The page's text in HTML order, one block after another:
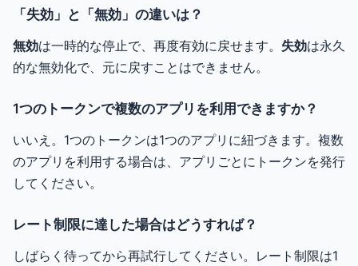
「失効」と「無効」の違いは？
無効は一時的な停止で、再度有効に戻せます。 失効は永久
的な無効化で、元に戻すことはできません。
1つのトークンで複数のアプリを利用できますか？
いいえ。1つのトークンは1つのアプリに紐づきます。複数
のアプリを利用する場合は、アプリごとにトークンを発行
してください。
レート制限に達した場合はどうすれば？
しばらく待ってから再試行してください。レート制限は1